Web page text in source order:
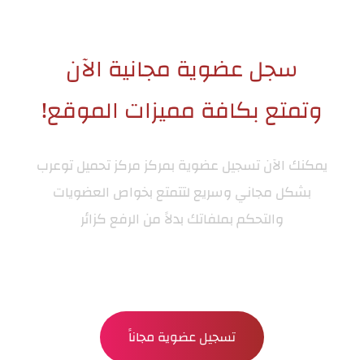
سجل عضوية مجانية الآن
وتمتع بكافة مميزات الموقع!
يمكنك الآن تسجيل عضوية بمركزمركز تحميل توعرب
بشكل مجاني وسريع لتتمتع بخواص العضويات
والتحكم بملفاتك بدلاً من الرفع كزائر
تسجيل عضوية مجاناً